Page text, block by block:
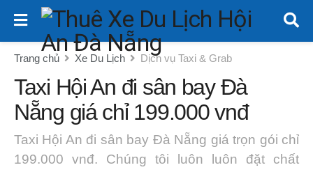
Trang chủ Xe Du Lịch Dịch vụ Taxi & Grab
Taxi Hội An đi sân bay Đà
Nẵng giá chỉ 199.000 vnđ
Taxi Hội An đi sân bay Đà Nẵng giá trọn gói chỉ
199.000 vnđ. Chúng tôi luôn luôn đặt chất